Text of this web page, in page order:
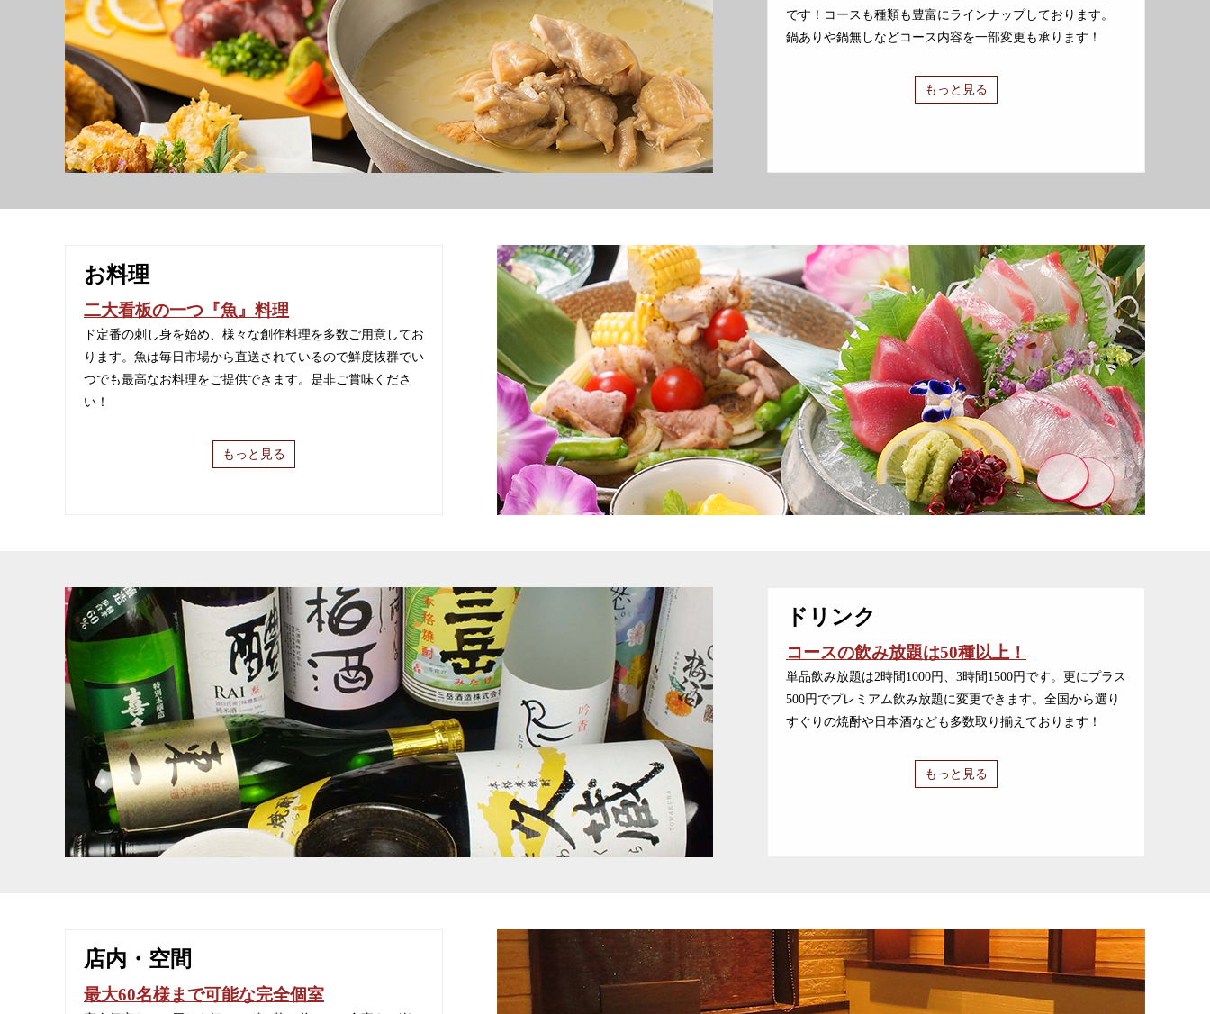
です！コースも種類も豊富にラインナップしております。
鍋ありや鍋無しなどコース内容を一部変更も承ります！
もっと見る
お料理
二大看板の一つ『魚』料理
ド定番の刺し身を始め、様々な創作料理を多数ご用意してお
ります。魚は毎日市場から直送されているので鮮度抜群でい
つでも最高なお料理をご提供できます。是非ご賞味くださ
い！
もっと見る
ドリンク
コースの飲み放題は50種以上！
単品飲み放題は2時間1000円、3時間1500円です。更にプラス
500円でプレミアム飲み放題に変更できます。全国から選り
すぐりの焼酎や日本酒なども多数取り揃えております！
もっと見る
店内・空間
最大60名様まで可能な完全個室